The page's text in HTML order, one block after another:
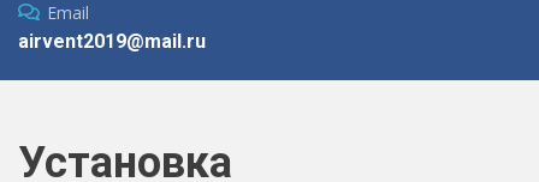
Email
airvent2019@mail.ru
Установка